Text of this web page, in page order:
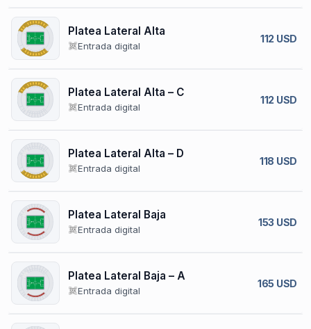
Platea Lateral Alta
Entrada digital
112 USD
Platea Lateral Alta – C
Entrada digital
112 USD
Platea Lateral Alta – D
Entrada digital
118 USD
Platea Lateral Baja
Entrada digital
153 USD
Platea Lateral Baja – A
Entrada digital
165 USD